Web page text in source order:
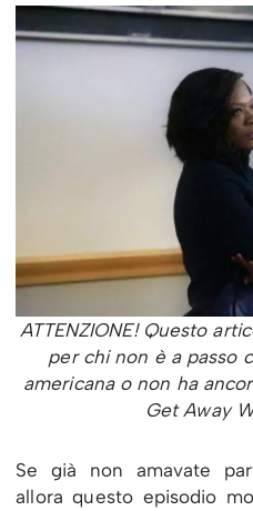
ATTENZIONE! Questo
per chi non è a passo
americana o non ha
Get Away
Se già non amavate
allora questo episodio